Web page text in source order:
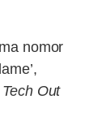
nomor
Out